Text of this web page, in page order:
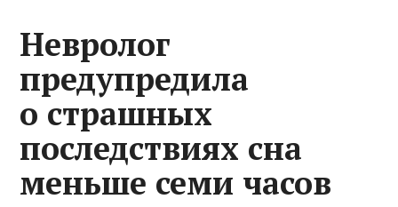
Невролог
предупредила
о страшных
последствиях сна
меньше семи часов